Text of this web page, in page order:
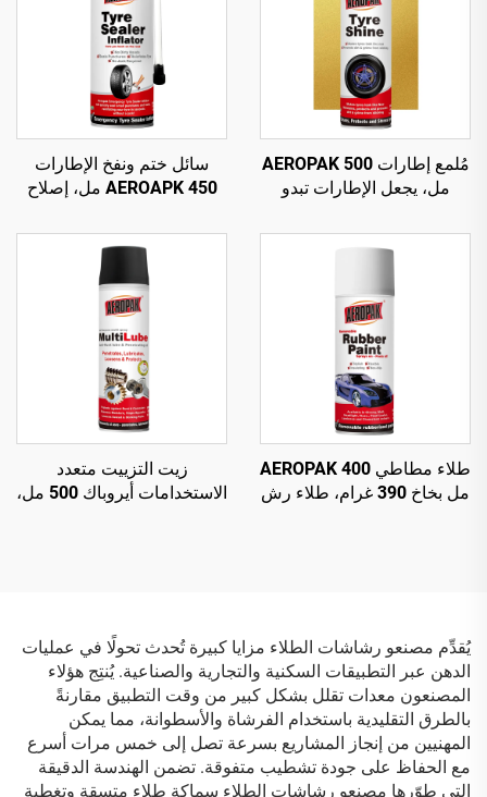
مُلمع إطارات AEROPAK 500
مل، يجعل الإطارات تبدو
للعناية بالإطارات
سائل ختم ونفخ الإطارات
AEROAPK 450 مل، إصلاح
أنبوب داخلي
طلاء مطاطي AEROPAK 400
مل بخاخ 390 غرام، طلاء رش
زيت التزييت متعدد
الاستخدامات أيروباك 500 مل،
يُقدِّم مصنعو رشاشات الطلاء مزايا كبيرة تُحدث تحولًا في عمليات
الدهن عبر التطبيقات السكنية والتجارية والصناعية. يُنتِج هؤلاء
المصنعون معدات تقلل بشكل كبير من وقت التطبيق مقارنةً
بالطرق التقليدية باستخدام الفرشاة والأسطوانة، مما يمكن
المهنيين من إنجاز المشاريع بسرعة تصل إلى خمس مرات أسرع
مع الحفاظ على جودة تشطيب متفوقة. تضمن الهندسة الدقيقة
التي طوّرها مصنعو رشاشات الطلاء سماكة طلاء متسقة وتغطية